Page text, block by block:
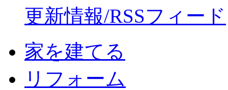
更新情報/RSSフィード
家を建てる
リフォーム